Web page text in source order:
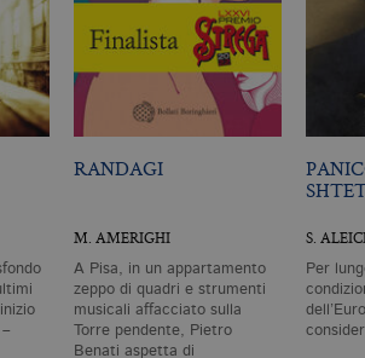
RANDAGI
M. AMERIGHI
A Pisa, in un appartamento
zeppo di quadri e strumenti
musicali affacciato sulla
Torre pendente, Pietro
Benati aspetta di
S.
Per
.bollatiboringhieri.it 1 giorno
e